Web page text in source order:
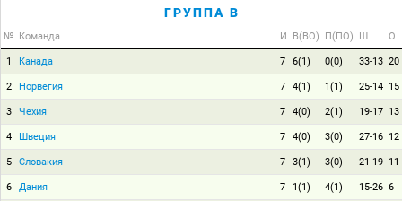
ГРУППА B
№ Команда И В(ВО) П(ПО) Ш О
1 Канада 7 6(1) 0(0) 33-13 20
2 Норвегия 7 4(1) 1(1) 25-14 15
3 Чехия 7 4(0) 2(1) 19-17 13
4 Швеция 7 4(0) 3(0) 27-16 12
5 Словакия 7 3(1) 3(0) 21-19 11
6 Дания 7 1(1) 4(1) 15-26 6